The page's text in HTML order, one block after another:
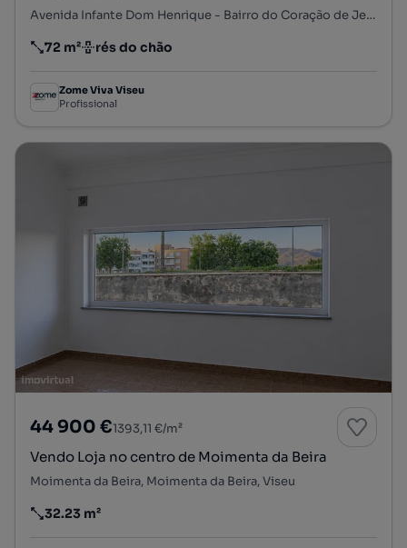
Avenida Infante Dom Henrique - Bairro do Coração de Jesus, Viseu, Viseu, Viseu
Preço por metro quadrado
72 m²
Andar rés do chão
Zome Viva Viseu
Profissional
44 900 €1393,11 €/m²
Vendo Loja no centro de Moimenta da Beira
Moimenta da Beira, Moimenta da Beira, Viseu
Preço por metro quadrado
32.23 m²